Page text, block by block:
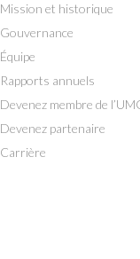
Mission et historique
Gouvernance
Équipe
Rapports annuels
Devenez membre de
Devenez partenaire
Carrière